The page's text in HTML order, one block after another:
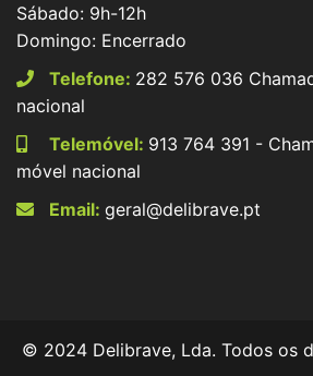
Sábado: 9h-12h
Domingo: Encerrado
Telefone: 282 576 036
nacional
Telemóvel: 913 764 391 -
móvel nacional
Email: geral@delibrave.pt
© 2024 Delibrave, Lda. Todos os